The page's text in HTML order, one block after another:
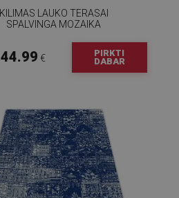
KILIMAS LAUKO TERASAI
SPALVINGA MOZAIKA
44.99 €
PIRKTI
DABAR